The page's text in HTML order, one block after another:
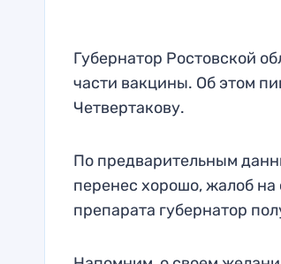
Губернатор Ростовской
части вакцины. Об этом
Четвертакову.
По предварительным
перенес хорошо, жалоб на
препарата губернатор